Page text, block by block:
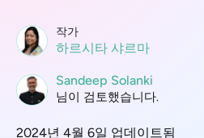
작가
하르시타 샤르마
Sandeep Solanki
님이 검토했습니다.
2024년 4월 6일 업데이트됨